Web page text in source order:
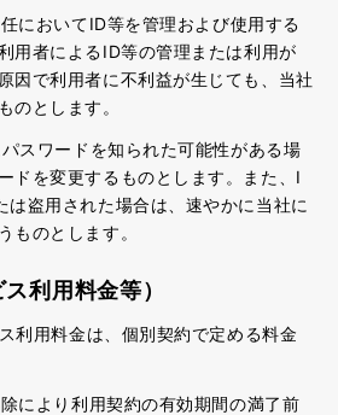
においてID等を管理および使用する
用者によるID等の管理または利用が
因で利用者に不利益が生じても、当社
のとします。
スワードを知られた可能性がある場
ドを変更するものとします。また、I
は盗用された場合は、速やかに当社に
ものとします。
利用料金等）
利用料金は、個別契約で定める料金
により利用契約の有効期間の満了前